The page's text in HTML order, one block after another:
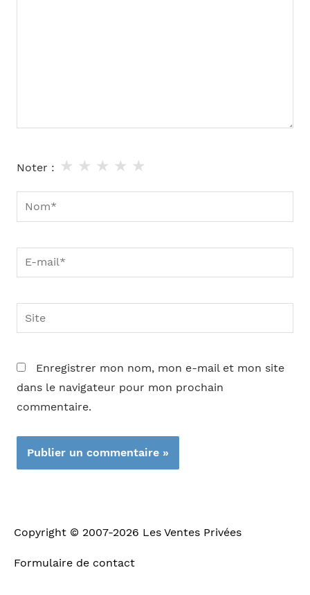
Noter : ★
★
★
★
★
Nom*
E-
mail*
Site
Enregistrer mon nom, mon e-mail et mon site
dans le navigateur pour mon prochain
commentaire.
Copyright © 2007-2026 Les Ventes Privées
Formulaire de contact